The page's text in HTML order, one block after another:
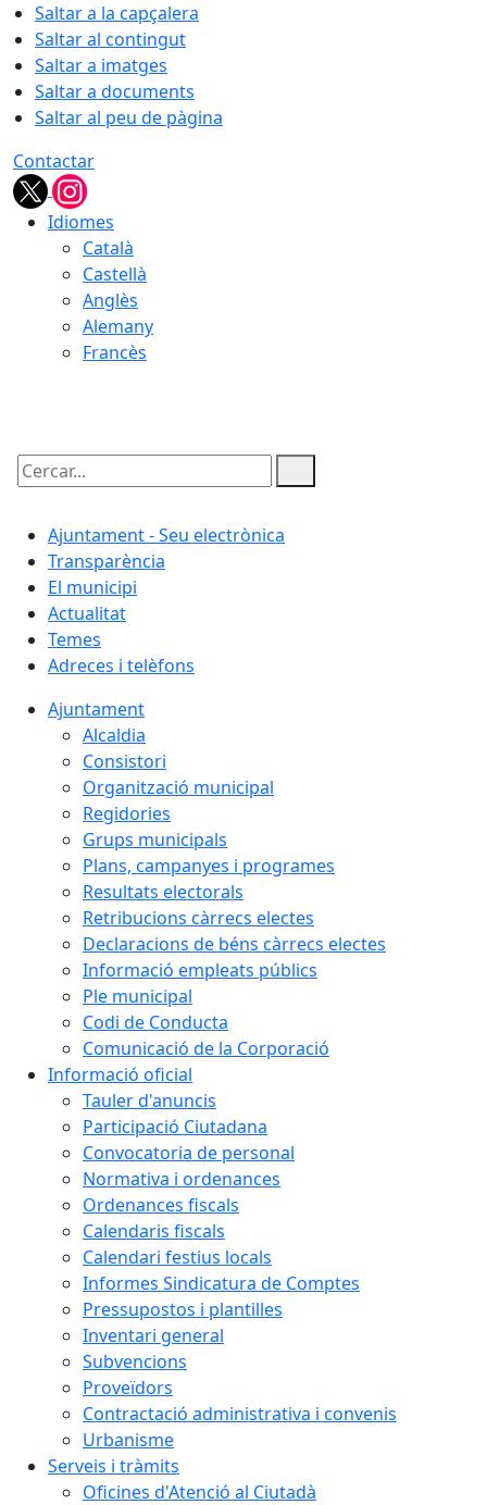
Saltar a la capçalera
Saltar al contingut
Saltar a imatges
Saltar a documents
Saltar al peu de pàgina
Contactar
Idiomes
Català
Castellà
Anglès
Alemany
Francès
Cercar:
Ajuntament - Seu electrònica
Transparència
El municipi
Actualitat
Temes
Adreces i telèfons
Ajuntament
Alcaldia
Consistori
Organització municipal
Regidories
Grups municipals
Plans, campanyes i programes
Resultats electorals
Retribucions càrrecs electes
Declaracions de béns càrrecs electes
Informació empleats públics
Ple municipal
Codi de Conducta
Comunicació de la Corporació
Informació oficial
Tauler d'anuncis
Participació Ciutadana
Convocatoria de personal
Normativa i ordenances
Ordenances fiscals
Calendaris fiscals
Calendari festius locals
Informes Sindicatura de Comptes
Pressupostos i plantilles
Inventari general
Subvencions
Proveïdors
Contractació administrativa i convenis
Urbanisme
Serveis i tràmits
Oficines d'Atenció al Ciutadà